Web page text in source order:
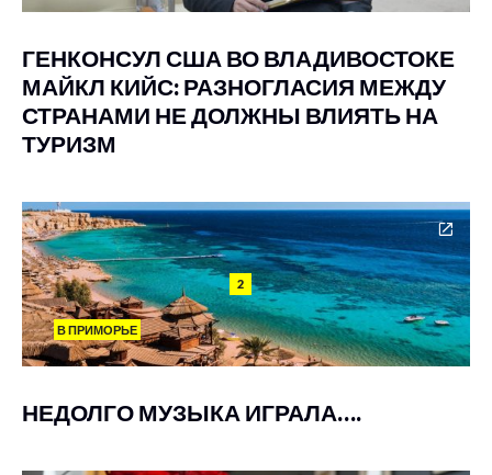
ГЕНКОНСУЛ США ВО ВЛАДИВОСТОКЕ
МАЙКЛ КИЙС: РАЗНОГЛАСИЯ МЕЖДУ
СТРАНАМИ НЕ ДОЛЖНЫ ВЛИЯТЬ НА
ТУРИЗМ
2
В ПРИМОРЬЕ
НЕДОЛГО МУЗЫКА ИГРАЛА….